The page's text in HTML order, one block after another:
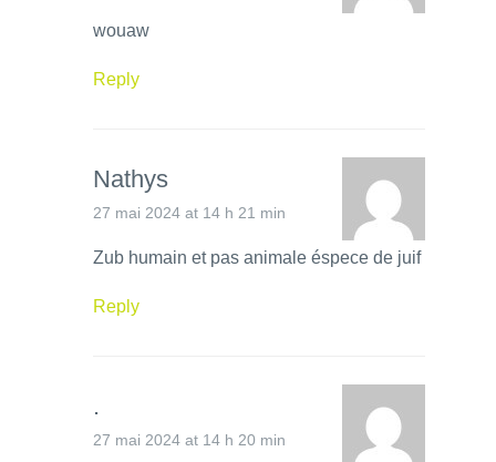
wouaw
Reply
Nathys
27 mai 2024 at 14 h 21 min
Zub humain et pas animale éspece de juif
Reply
.
27 mai 2024 at 14 h 20 min